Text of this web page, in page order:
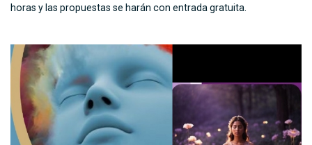
horas y las propuestas se harán con entrada gratuita.